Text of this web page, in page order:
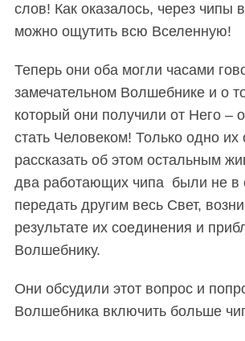
слов! Как оказалось, через чипы
можно ощутить всю Вселенную!
Теперь они оба могли часами
замечательном Волшебнике и о
который они получили от Него –
стать Человеком! Только одно их
рассказать об этом остальным
два работающих чипа были не в
передать другим весь Свет,
результате их соединения и
Волшебнику.
Они обсудили этот вопрос и
Волшебника включить больше